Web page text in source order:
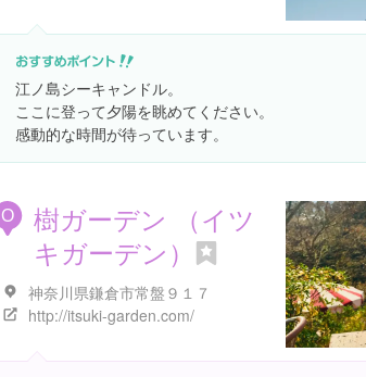
江ノ島シーキャンドル。
ここに登って夕陽を眺めてください。
感動的な時間が待っています。
O
樹ガーデン （イツ
キガーデン）
神奈川県鎌倉市常盤９１７
http://itsuki-garden.com/